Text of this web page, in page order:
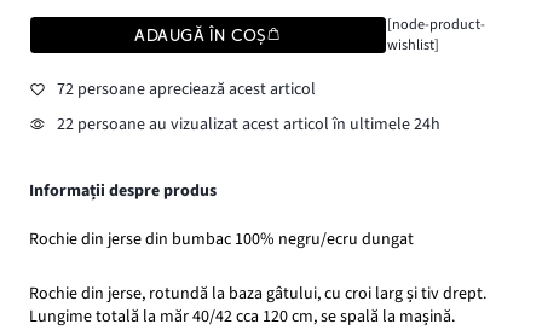
ADAUGĂ ÎN COȘ
[node-product-
wishlist]
72 persoane apreciează acest articol
22 persoane au vizualizat acest articol în ultimele 24h
Informații despre produs
Rochie din jerse din bumbac 100% negru/ecru dungat
Rochie din jerse, rotundă la baza gâtului, cu croi larg și tiv drept.
Lungime totală la măr 40/42 cca 120 cm, se spală la mașină.